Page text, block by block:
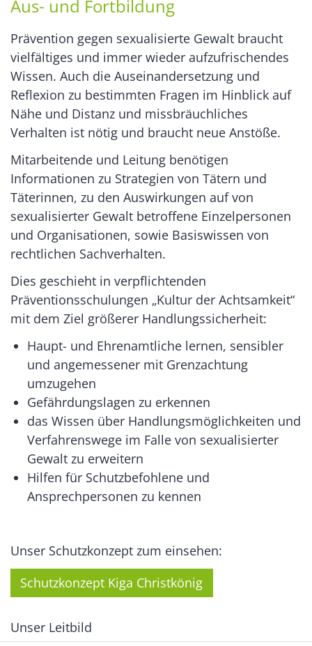
Aus- und Fortbildung
Prävention gegen sexualisierte Gewalt braucht
vielfältiges und immer wieder aufzufrischendes
Wissen. Auch die Auseinandersetzung und
Reflexion zu bestimmten Fragen im Hinblick auf
Nähe und Distanz und missbräuchliches
Verhalten ist nötig und braucht neue Anstöße.
Mitarbeitende und Leitung benötigen
Informationen zu Strategien von Tätern und
Täterinnen, zu den Auswirkungen auf von
sexualisierter Gewalt betroffene Einzelpersonen
und Organisationen, sowie Basiswissen von
rechtlichen Sachverhalten.
Dies geschieht in verpflichtenden
Präventionsschulungen „Kultur der Achtsamkeit“
mit dem Ziel größerer Handlungssicherheit:
Haupt- und Ehrenamtliche lernen, sensibler
und angemessener mit Grenzachtung
umzugehen
Gefährdungslagen zu erkennen
das Wissen über Handlungsmöglichkeiten und
Verfahrenswege im Falle von sexualisierter
Gewalt zu erweitern
Hilfen für Schutzbefohlene und
Ansprechpersonen zu kennen
Unser Schutzkonzept zum einsehen:
Schutzkonzept Kiga Christkönig
Unser Leitbild